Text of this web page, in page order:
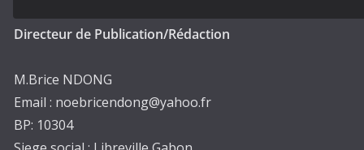
Directeur de Publication/Rédaction
M.Brice NDONG
Email : noebricendong@yahoo.fr
BP: 10304